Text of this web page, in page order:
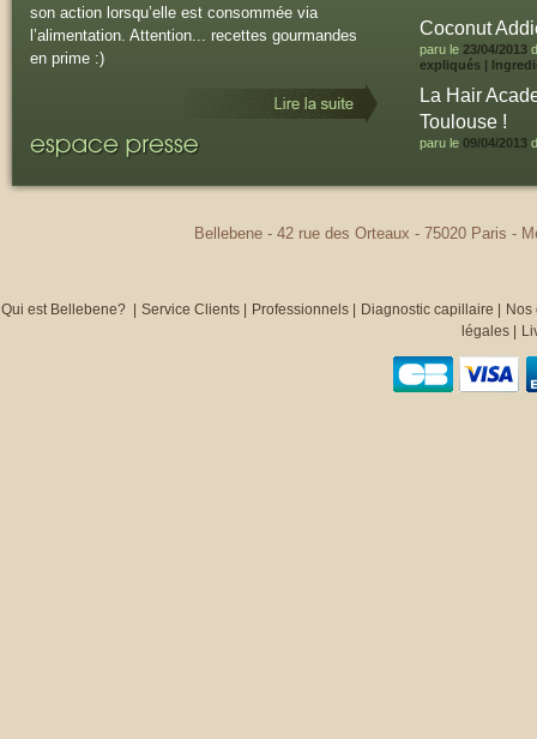
son action lorsqu’elle est consommée via
l’alimentation. Attention... recettes gourmandes
en prime :)
Coconut
paru le 23/04/2013
expliqués |
La Hair
Toulouse !
paru le 09/04/2013
Bellebene - 42 rue des Orteaux - 75020 Paris -
Qui est Bellebene? Service Clients Professionnels Diagnostic capillaire
Nos
légales|